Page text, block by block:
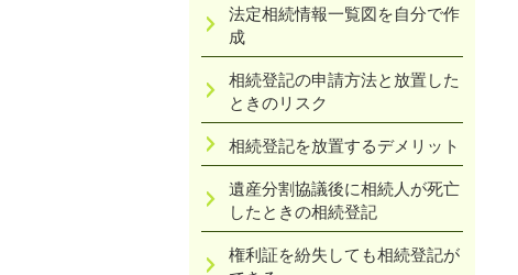
法定相続情報一覧図を自分で作
成
相続登記の申請方法と放置した
ときのリスク
相続登記を放置するデメリット
遺産分割協議後に相続人が死亡
したときの相続登記
権利証を紛失しても相続登記が